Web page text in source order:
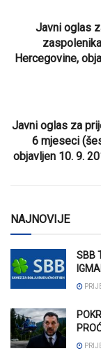
Javni oglas
Hercegovine,
Javni oglas za
6 mjeseci
objavljen 10. 9.
NAJNOVIJE
SBB